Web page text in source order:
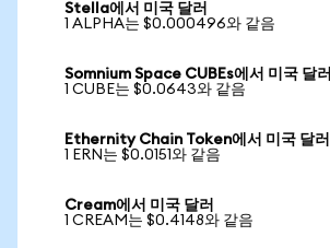
Stella에서 미국 달러
1 ALPHA는 $0.000496와 같음
Somnium Space CUBEs에서 미국 달러
1 CUBE는 $0.0643와 같음
Ethernity Chain Token에서 미국 달러
1 ERN는 $0.0151와 같음
Cream에서 미국 달러
1 CREAM는 $0.4148와 같음